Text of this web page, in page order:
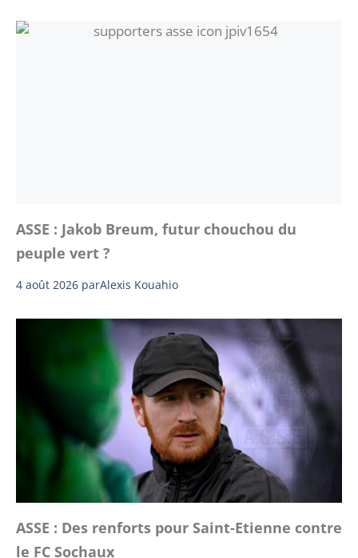
ASSE : Jakob Breum, futur chouchou du
peuple vert ?
4 août 2026 parAlexis Kouahio
ASSE : Des renforts pour Saint-Etienne contre
le FC Sochaux